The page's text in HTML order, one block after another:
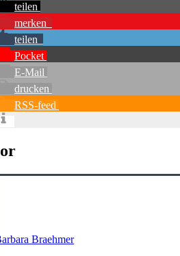
teilen
merken
teilen
Pocket
E-Mail
drucken
RSS-feed
Braehmer